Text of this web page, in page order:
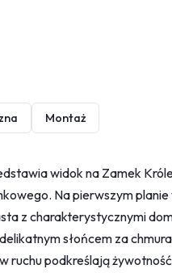
Montaż
widok na Zamek
Na pierwszym
z charakterystycznymi
słońcem za
ruchu podkreślają